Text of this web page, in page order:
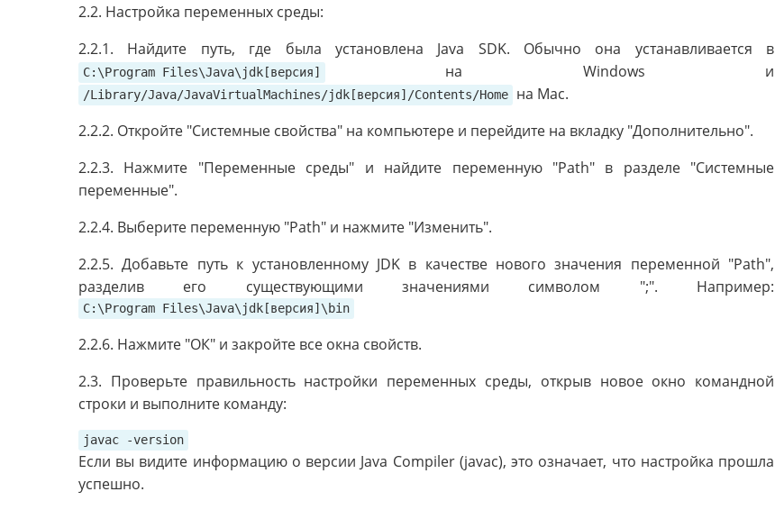
2.2. Настройка переменных среды:
2.2.1. Найдите путь, где была установлена Java SDK. Обычно она устанавливается в
C:\Program Files\Java\jdk[версия] на Windows и
/Library/Java/JavaVirtualMachines/jdk[версия]/Contents/Home
на Mac.
2.2.2. Откройте "Системные свойства" на компьютере и перейдите на вкладку "Дополнительно".
2.2.3. Нажмите "Переменные среды" и найдите переменную "Path" в разделе "Системные
переменные".
2.2.4. Выберите переменную "Path" и нажмите "Изменить".
2.2.5. Добавьте путь к установленному JDK в качестве нового значения переменной "Path",
разделив его существующими значениями символом ";". Например:
C:\Program Files\Java\jdk[версия]\bin
2.2.6. Нажмите "ОК" и закройте все окна свойств.
2.3. Проверьте правильность настройки переменных среды, открыв новое окно командной
строки и выполните команду:
javac -version
Если вы видите информацию о версии Java Compiler (javac), это означает, что настройка прошла
успешно.